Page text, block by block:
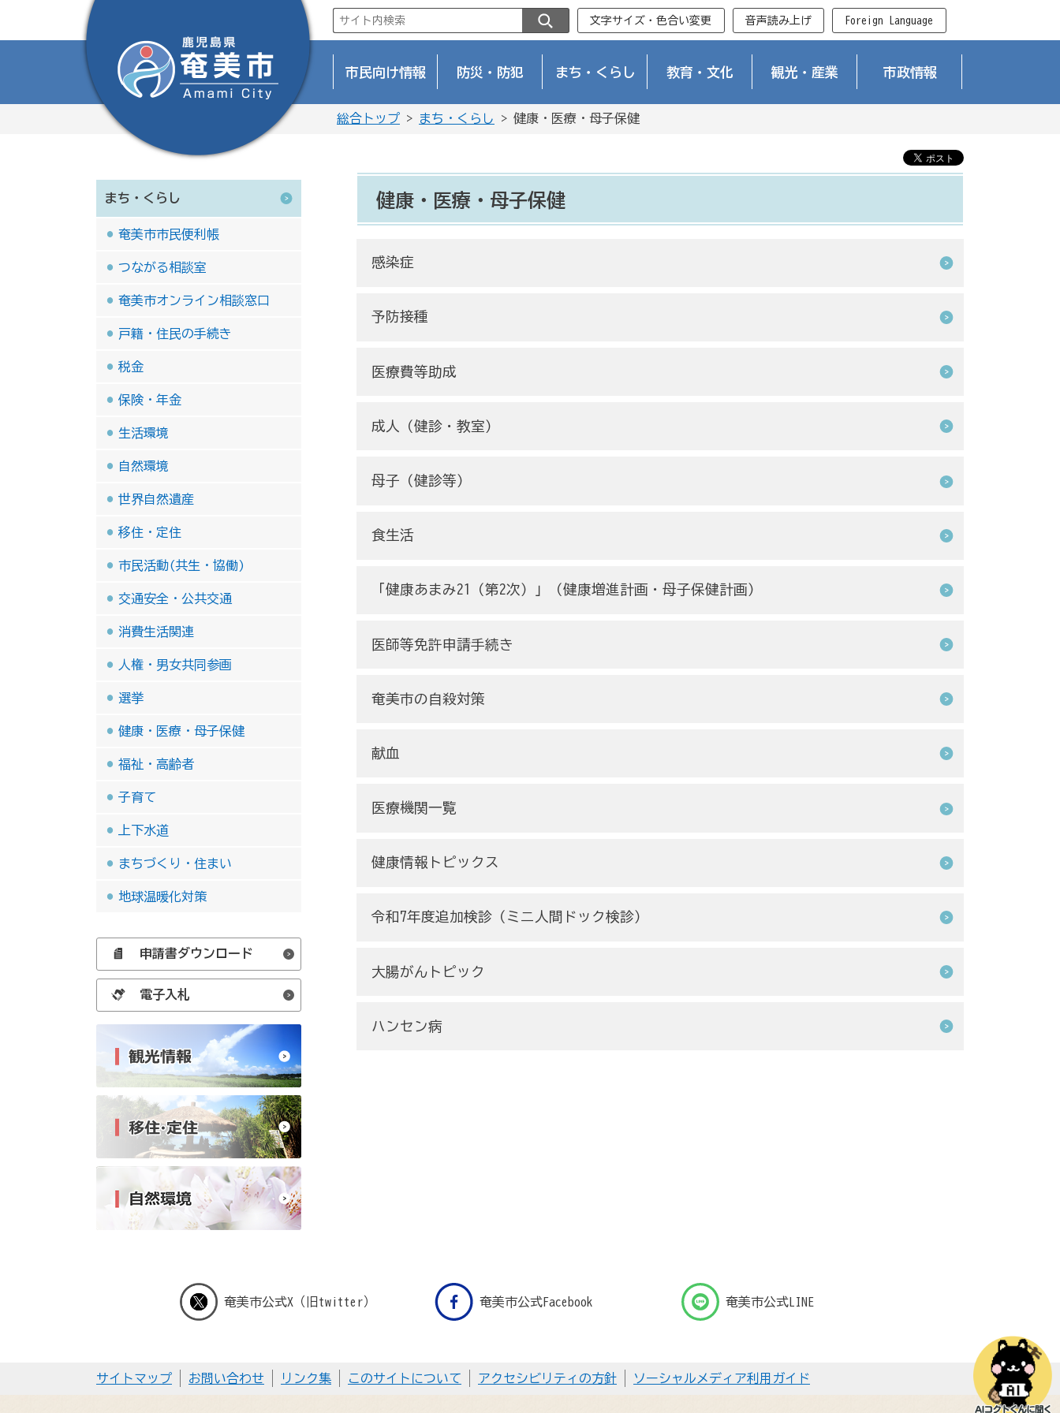
文字サイズ・色合い変更 音声読み上げ Foreign Language
市民向け情報 防災・防犯 まち・くらし 教育・文化 観光・産業 市政情報
総合トップ > まち・くらし > 健康・医療・母子保健
まち・くらし
奄美市市民便利帳
つながる相談室
奄美市オンライン相談窓口
戸籍・住民の手続き
税金
保険・年金
生活環境
自然環境
世界自然遺産
移住・定住
市民活動(共生・協働)
交通安全・公共交通
消費生活関連
人権・男女共同参画
選挙
健康・医療・母子保健
福祉・高齢者
子育て
上下水道
まちづくり・住まい
地球温暖化対策
申請書ダウンロード
電子入札
健康・医療・母子保健
感染症
予防接種
医療費等助成
成人（健診・教室）
母子（健診等）
食生活
「健康あまみ21（第2次）」（健康増進計画・母子保健計画）
医師等免許申請手続き
奄美市の自殺対策
献血
医療機関一覧
健康情報トピックス
令和7年度追加検診（ミニ人間ドック検診）
大腸がんトピック
ハンセン病
奄美市公式X（旧twitter） 奄美市公式Facebook 奄美市公式LINE
サイトマップ お問い合わせ リンク集 このサイトについて アクセシビリティの方針 ソーシャルメディア利用ガイド